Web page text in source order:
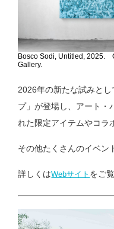
Bosco Sodi, Untitled, 2025.
Gallery.
2026年の新たな試みと
プ」が登場し、アート・
れた限定アイテムやコラ
その他たくさんのイベン
詳しくはWebサイト をご